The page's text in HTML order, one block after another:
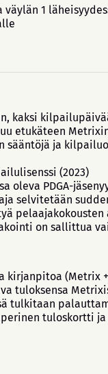
1
kaksi
etukäteen
sääntöjä ja
(2023)
oleva PDGA-
selvitetään
on sallittua
kirjanpitoa (Metrix
tuloksensa
tulkitaan
tuloskortti